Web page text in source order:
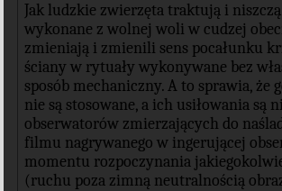
Jak ludzkie zwierzęta traktują i
wykonane z wolnej woli w cudzej
zmieniają i zmienili sens pocałunku
ściany w rytuały wykonywane bez
sposób mechaniczny. A to sprawia, że
nie są stosowane, a ich usiłowania są
obserwatorów zmierzających do
filmu nagrywanego w ingerującej
momentu rozpoczynania
(ruchu poza zimną neutralnością